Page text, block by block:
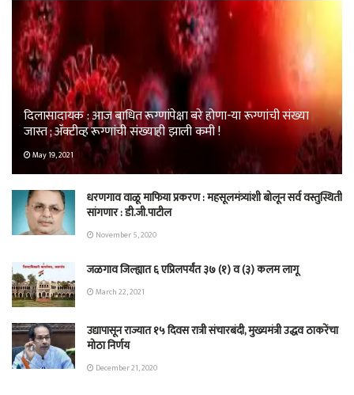
दिलासादायक : आज बाधित रूग्णांपेक्षा बरे होणा-या रूग्णांची संख्या
जास्त ; ॲक्टीव्ह रूग्णांची संख्याही झाली कमी !
May 19, 2021
धरणगाव वाळू माफिया प्रकरण : महसूलमंत्र्यांशी बोलून सर्व वस्तुस्थिती
सांगणार : डी.जी.पाटील
November 5, 2020
जळगाव जिल्ह्यात ६ एप्रिलपर्यंत ३७ (१) व (३) कलम लागू
March 22, 2021
उद्यापासून राज्यात १५ दिवस रात्री संचारबंदी, मुख्यमंत्री उद्धव ठाकरेंचा
मोठा निर्णय
December 21, 2020